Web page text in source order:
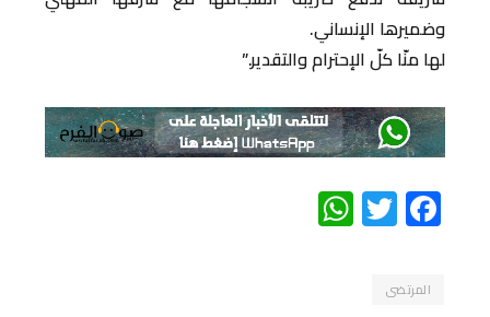
وضميرها الإنساني.
‏لها منّا كلّ الإحترام والتقدير.”
Facebook
Twitter
WhatsApp
المرتضى